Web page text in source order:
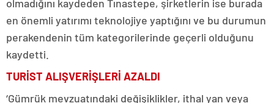
olmadığını kaydeden Tınastepe, şirketlerin ise burada
en önemli yatırımı teknolojiye yaptığını ve bu durumun
perakendenin tüm kategorilerinde geçerli olduğunu
kaydetti.
TURİST ALIŞVERİŞLERİ AZALDI
‘Gümrük mevzuatındaki değişiklikler, ithal yan veya